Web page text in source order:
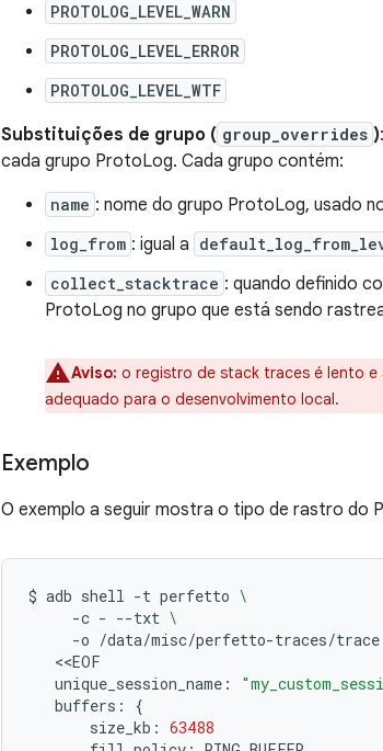
PROTOLOG_LEVEL_WARN
PROTOLOG_LEVEL_ERROR
PROTOLOG_LEVEL_WTF
Substituições de grupo ( group_overrides )
cada grupo ProtoLog. Cada grupo contém:
name : nome do grupo ProtoLog, usado
log_from : igual a
collect_stacktrace : quando definido
ProtoLog no grupo que está sendo
Aviso: o registro de stack traces é lento e
adequado para o desenvolvimento local.
Exemplo
O exemplo a seguir mostra o tipo de rastro do
$ adb shell -t perfetto \
-c - --txt \
-o /data/misc/perfetto-traces/trace
unique_session_name:
buffers:
{
size_kb: 63488